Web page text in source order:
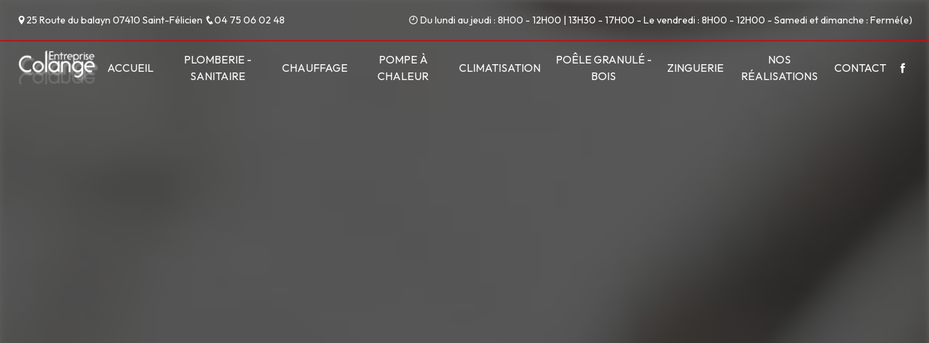
25 Route du balayn 07410 Saint-Félicien 04 75 06 02 48 Du lundi au jeudi : 8H00 - 12H00 | 13H30 - 17H00 - Le vendredi : 8H00 - 12H00 - Samedi et dimanche : Fermé(e)
ACCUEIL
PLOMBERIE -
SANITAIRE
CHAUFFAGE
POMPE À
CHALEUR
CLIMATISATION
POÊLE GRANULÉ -
BOIS
ZINGUERIE
NOS
RÉALISATIONS
CONTACT